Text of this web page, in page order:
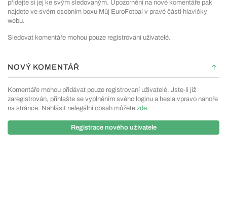
přidejte si jej ke svým sledovaným. Upozornění na nové komentáře pak
najdete ve svém osobním boxu Můj EuroFotbal v pravé části hlavičky
webu.
Sledovat komentáře mohou pouze registrovaní uživatelé.
NOVÝ KOMENTÁŘ
Komentáře mohou přidávat pouze registrovaní uživatelé. Jste-li již
zaregistrován, přihlašte se vyplněním svého loginu a hesla vpravo nahoře
na stránce. Nahlásit nelegální obsah můžete zde.
Registrace nového uživatele